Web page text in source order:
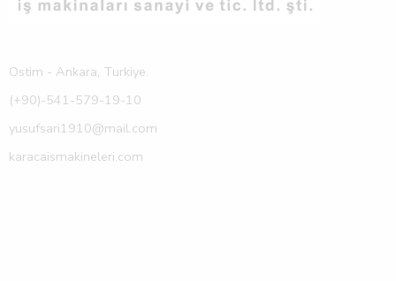
Ostim - Ankara, Turkiye.
(+90)-541-579-19-10
yusufsari1910@mail.com
karacaismakineleri.com